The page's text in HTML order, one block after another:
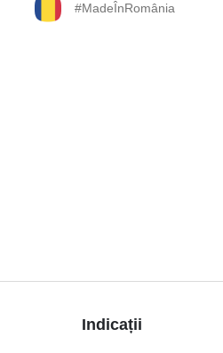
#MadeÎnRomânia
Indicații